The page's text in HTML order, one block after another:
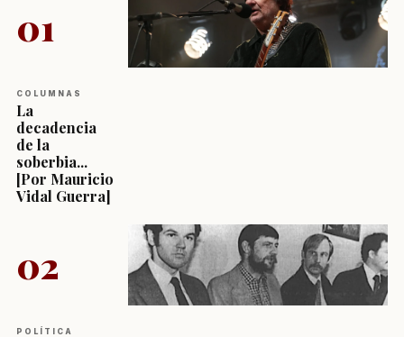
01
COLUMNAS
La
decadencia
de la
soberbia...
[Por Mauricio
Vidal Guerra]
02
POLÍTICA